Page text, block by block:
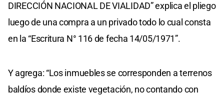
DIRECCIÓN NACIONAL DE VIALIDAD” explica el pliego
luego de una compra a un privado todo lo cual consta
en la “Escritura N° 116 de fecha 14/05/1971”.
Y agrega: “Los inmuebles se corresponden a terrenos
baldíos donde existe vegetación, no contando con